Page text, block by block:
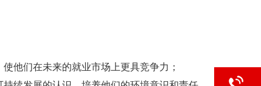
他们在未来的就业市场上更具竞争力；